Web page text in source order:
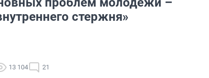
стержня»
13 104 21